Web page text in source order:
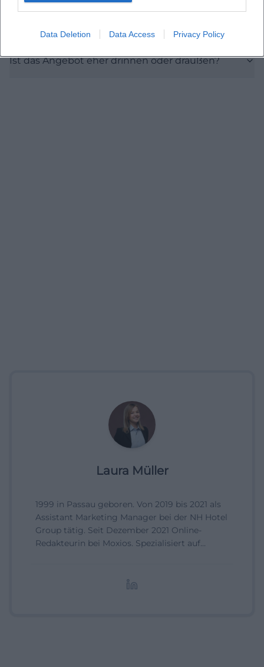
Data Deletion Data Access Privacy Policy
Was lernen die Kinder bei der Veranstaltung?
Ist das Angebot eher drinnen oder draußen?
Laura Müller
1999 in Passau geboren. Von 2019 bis 2021 als
Assistant Marketing Manager bei der NH Hotel
Group tätig. Seit Dezember 2021 Online-
Redakteurin bei Moxios. Spezialisiert auf